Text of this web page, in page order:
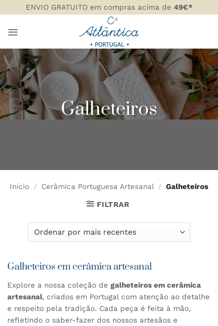
to
content
ENVIO GRATUITO em compras acima de 49€*
Galheteiros
Início / Cerâmica Portuguesa Artesanal / Galheteiros
FILTRAR
Galheteiros em cerâmica artesanal
Explore a nossa coleção de galheteiros em cerâmica
artesanal, criados em Portugal com atenção ao detalhe
e respeito pela tradição. Cada peça é feita à mão,
refletindo o saber-fazer dos nossos artesãos e